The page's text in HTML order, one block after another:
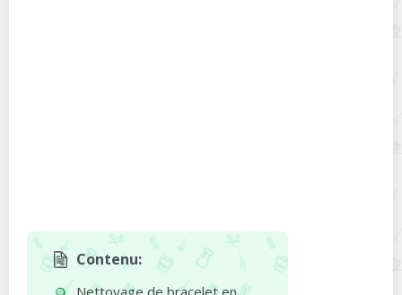
Contenu:
Nettoyage de bracelet en